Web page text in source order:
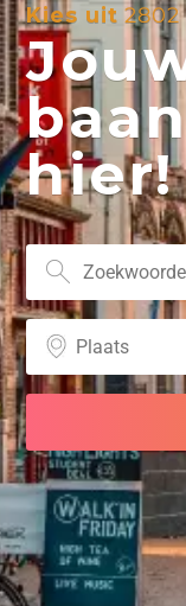
Kies uit2802
hier!